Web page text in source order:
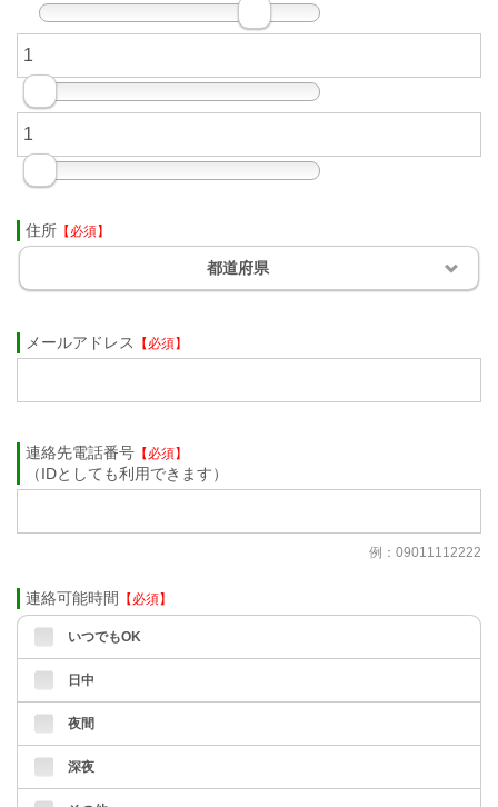
住所 【必須】
都道府県
メールアドレス 【必須】
連絡先電話番号 【必須】
（IDとしても利用できます）
例：09011112222
連絡可能時間 【必須】
いつでもOK
日中
夜間
深夜